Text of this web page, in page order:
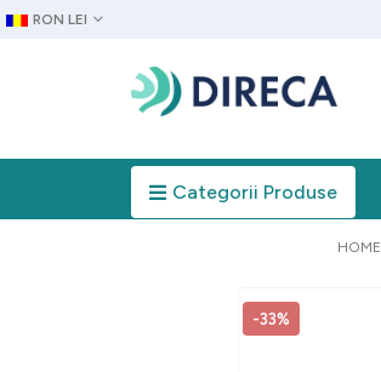
RON LEI
Categorii Produse
HOME
-33%